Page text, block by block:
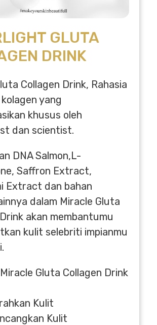
GLUTA
DRINK
Collagen Drink, Rahasia
yang
khusus oleh
dan scientist.
DNA Salmon,L-
Saffron Extract,
Extract dan bahan
dalam Miracle Gluta
akan membantumu
kulit selebriti impianmu
Gluta Collagen Drink
Kulit
Kulit